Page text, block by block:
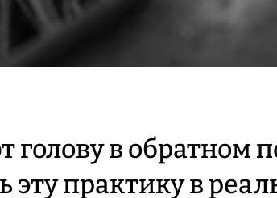
в обратном
эту практику в